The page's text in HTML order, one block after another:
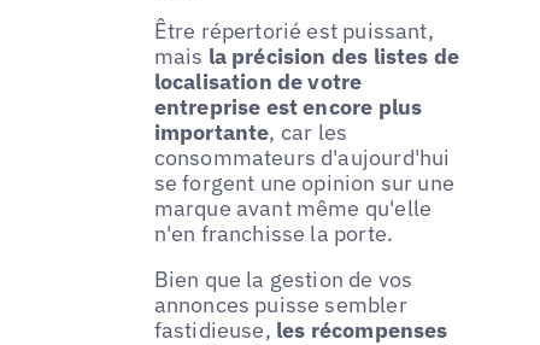
Être répertorié est puissant,
mais la précision des listes de
localisation de votre
entreprise est encore plus
importante, car les
consommateurs d'aujourd'hui
se forgent une opinion sur une
marque avant même qu'elle
n'en franchisse la porte.
Bien que la gestion de vos
annonces puisse sembler
fastidieuse, les récompenses